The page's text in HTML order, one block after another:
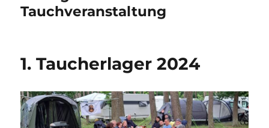
Tauchveranstaltung
1. Taucherlager 2024